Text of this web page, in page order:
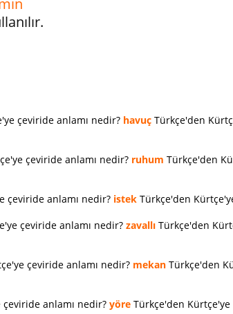
çeviride anlamı nedir? havuç Türkçe'den
çeviride anlamı nedir? ruhum Türkçe'den
çeviride anlamı nedir? istek Türkçe'den
çeviride anlamı nedir? zavallı Türkçe'den
çeviride anlamı nedir? mekan Türkçe'den
anlamı nedir? yöre Türkçe'den